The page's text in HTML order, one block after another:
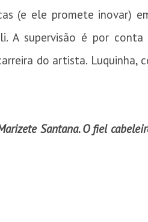
(e ele promete inovar)
A supervisão é por conta
do artista. Luquinha,
Santana. O fiel